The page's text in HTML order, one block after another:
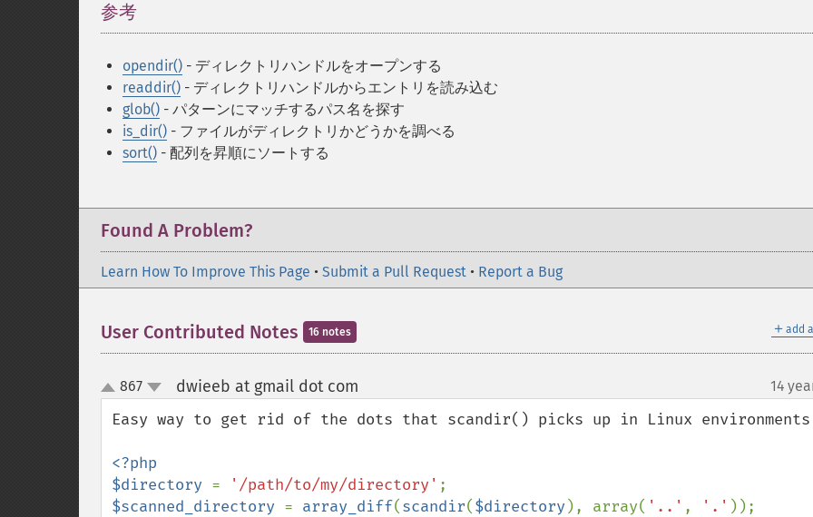
参考
opendir() - ディレクトリハンドルをオープンする
readdir() - ディレクトリハンドルからエントリを読み込む
glob() - パターンにマッチするパス名を探す
is_dir() - ファイルがディレクトリかどうかを調べる
sort() - 配列を昇順にソートする
Found A Problem?
Learn How To Improve This Page • Submit a Pull Request • Report a Bug
＋ add
User Contributed Notes 16 notes
up
down
867 dwieeb at gmail dot com 14
Easy way to get rid of the dots that scandir() picks up in Linux
<?php
$directory = '/path/to/my/directory'
$scanned_directory = array_diff(scandir($directory ), array( '..' , '.'